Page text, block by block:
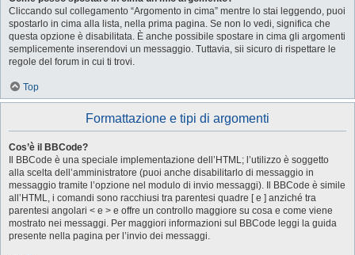
Cliccando sul collegamento “Argomento in cima” mentre lo stai leggendo, puoi
spostarlo in cima alla lista, nella prima pagina. Se non lo vedi, significa che
questa opzione è disabilitata. È anche possibile spostare in cima gli argomenti
semplicemente inserendovi un messaggio. Tuttavia, sii sicuro di rispettare le
regole del forum in cui ti trovi.
Top
Formattazione e tipi di argomenti
Cos’è il BBCode?
Il BBCode è una speciale implementazione dell’HTML; l’utilizzo è soggetto
alla scelta dell’amministratore (puoi anche disabilitarlo di messaggio in
messaggio tramite l’opzione nel modulo di invio messaggi). Il BBCode è simile
all’HTML, i comandi sono racchiusi tra parentesi quadre [ e ] anziché tra
parentesi angolari < e > e offre un controllo maggiore su cosa e come viene
mostrato nei messaggi. Per maggiori informazioni sul BBCode leggi la guida
presente nella pagina per l’invio dei messaggi.